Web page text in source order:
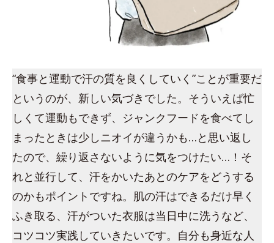
“食事と運動で汗の質を良くしていく”ことが重要だ
というのが、新しい気づきでした。そういえば忙
しくて運動もできず、ジャンクフードを食べてし
まったときは少しニオイが違うかも…と思い返し
たので、繰り返さないように気をつけたい…！そ
れと並行して、汗をかいたあとのケアをどうする
のかもポイントですね。肌の汗はできるだけ早く
ふき取る、汗がついた衣服は当日中に洗うなど、
コツコツ実践していきたいです。自分も身近な人